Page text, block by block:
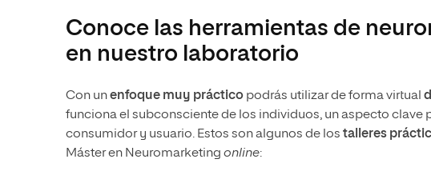
Conoce las herramientas de
en nuestro laboratorio
Con unenfoque muy práctico podrás utilizar de forma virtual
funciona el subconsciente de los individuos, un aspecto clave
consumidor y usuario. Estos son algunos de los talleres
Máster en Neuromarketing online: